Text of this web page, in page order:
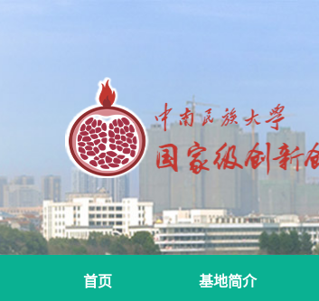
首页 基地简介